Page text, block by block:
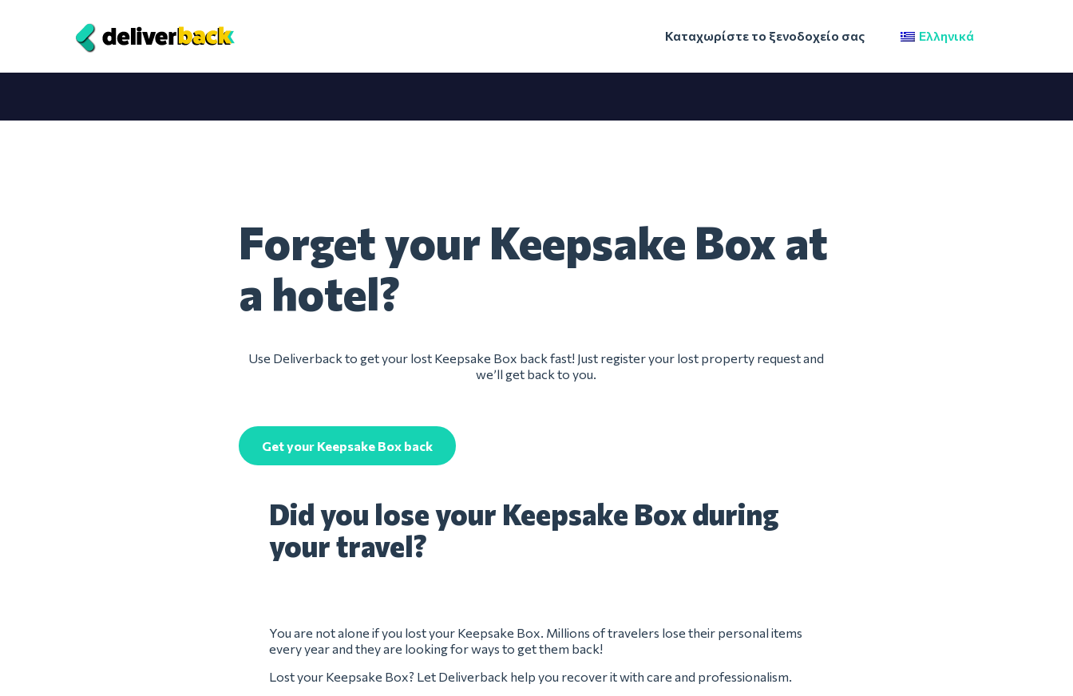
Καταχωρίστε το ξενοδοχείο σας Ελληνικά
Forget your Keepsake Box at
a hotel?
Use Deliverback to get your lost Keepsake Box back fast! Just register your lost property request and
we’ll get back to you.
Get your Keepsake Box back
Did you lose your Keepsake Box during
your travel?
You are not alone if you lost your Keepsake Box. Millions of travelers lose their personal items
every year and they are looking for ways to get them back!
Lost your Keepsake Box? Let Deliverback help you recover it with care and professionalism.